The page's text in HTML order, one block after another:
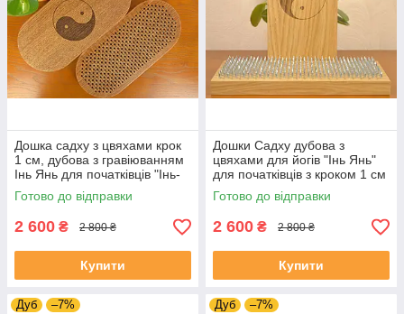
Дошка садху з цвяхами крок
1 см, дубова з гравіюванням
Інь Янь для початківців "Інь-
янь" з натурального дуба
Готово до відправки
2 600 ₴ 2 800 ₴
Купити
Дошки Садху дубова з
цвяхами для йогів "Інь Янь"
для початківців з кроком 1 см
Готово до відправки
2 600 ₴ 2 800 ₴
Купити
Дуб –7% Дуб –7%